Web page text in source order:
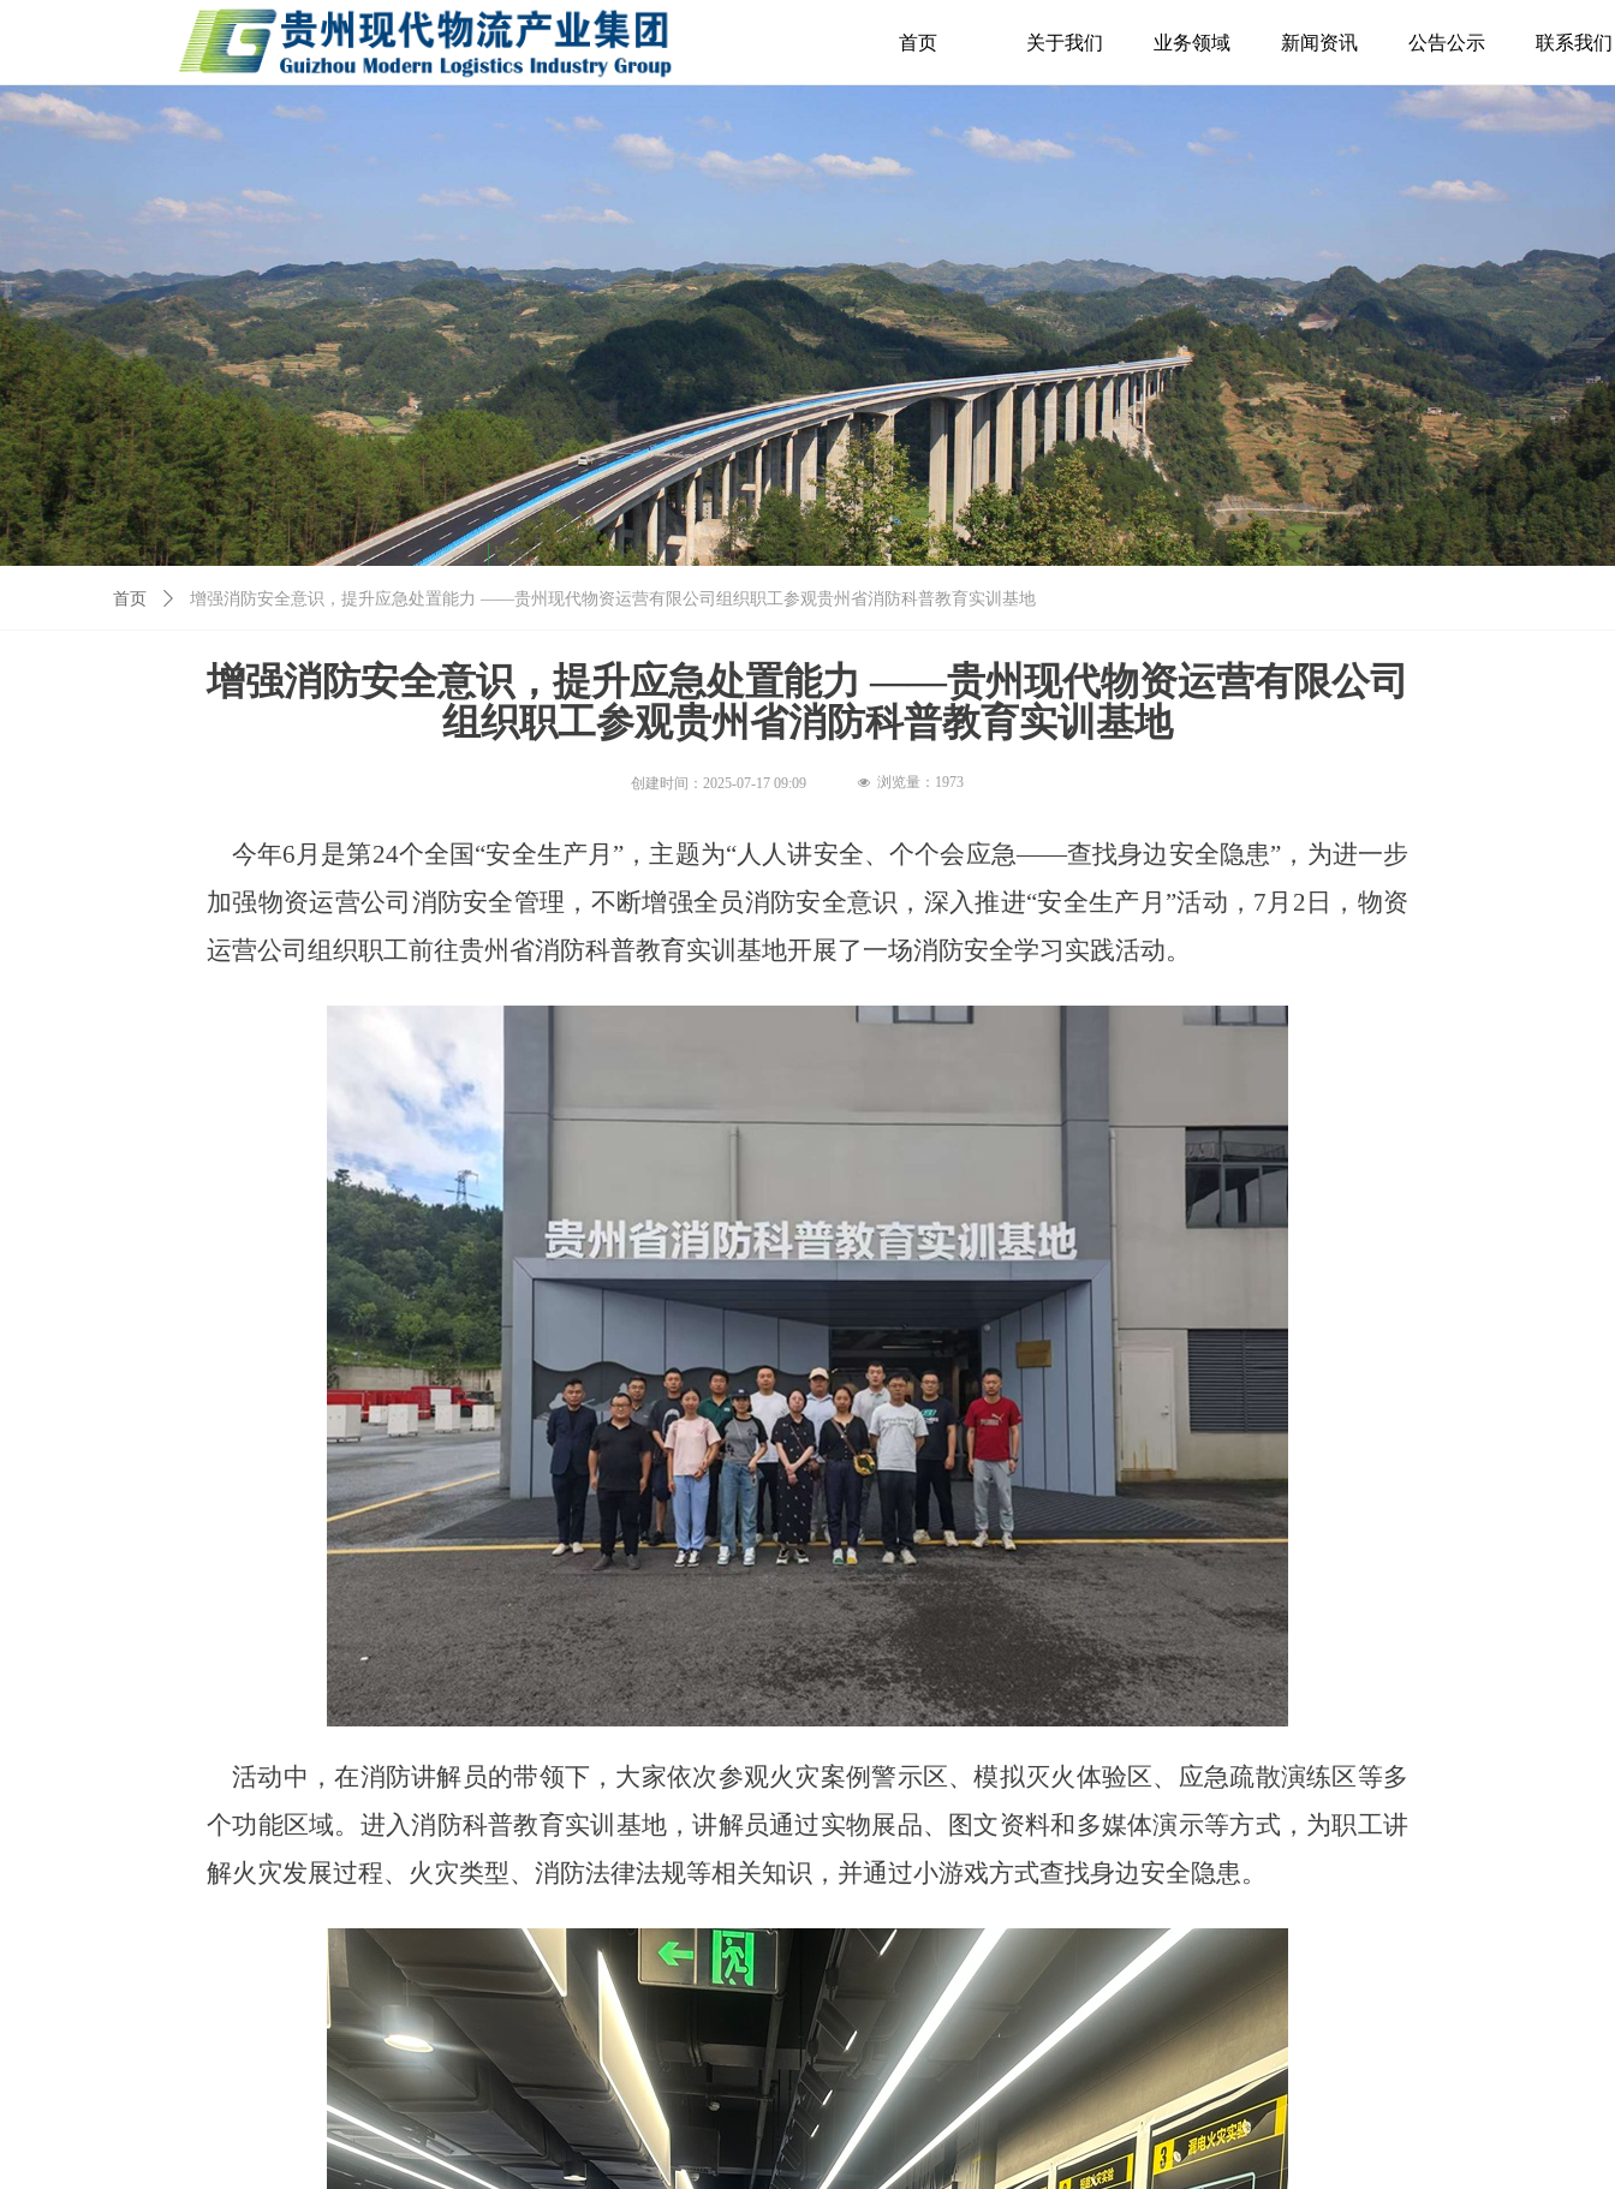
首页 关于我们 业务领域 新闻资讯 公告公示 联系我们
增强消防安全意识，提升应急处置能力 ——贵州现代物资运营有限公司
组织职工参观贵州省消防科普教育实训基地
今年6月是第24个全国“安全生产月”，主题为“人人讲安全、个个会应急——查找身边安全隐患”，为进一步
加强物资运营公司消防安全管理，不断增强全员消防安全意识，深入推进“安全生产月”活动，7月2日，物资
运营公司组织职工前往贵州省消防科普教育实训基地开展了一场消防安全学习实践活动。
活动中，在消防讲解员的带领下，大家依次参观火灾案例警示区、模拟灭火体验区、应急疏散演练区等多
个功能区域。进入消防科普教育实训基地，讲解员通过实物展品、图文资料和多媒体演示等方式，为职工讲
解火灾发展过程、火灾类型、消防法律法规等相关知识，并通过小游戏方式查找身边安全隐患。
首页 ꄲ 增强消防安全意识，提升应急处置能力 ——贵州现代物资运营有限公司组织职工参观贵州省消防科普教育实训基地
创建时间： 2025-07-17 09:09 넶 浏览量： 1973